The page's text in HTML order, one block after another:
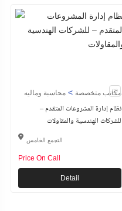
مكاتب متخصصة > محاسبة وماليه
نظام إدارة المشروعات المتقدم –
للشركات الهندسية والمقاولات
التجمع الخامس
Price On Call
Detail